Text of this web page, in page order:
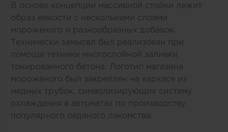
В основе концепции массивной стойки лежит
образ емкости с несколькими слоями
мороженого и разнообразных добавок.
Технически замысел был реализован при
помощи техники многослойной заливки
тонированного бетона. Логотип магазина
мороженого был закреплен на каркасе из
медных трубок, символизирующих систему
охлаждения в автоматах по производству
популярного ледяного лакомства.